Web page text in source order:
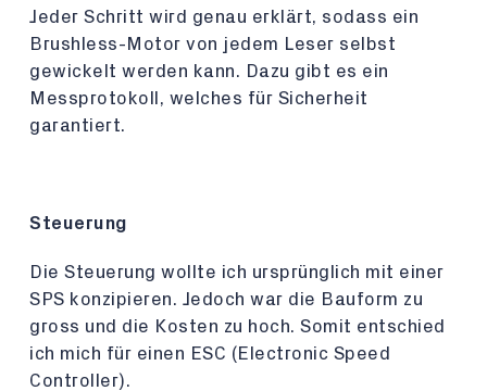
Jeder Schritt wird genau erklärt, sodass ein
Brushless-Motor von jedem Leser selbst
gewickelt werden kann. Dazu gibt es ein
Messprotokoll, welches für Sicherheit
garantiert.
Steuerung
Die Steuerung wollte ich ursprünglich mit einer
SPS konzipieren. Jedoch war die Bauform zu
gross und die Kosten zu hoch. Somit entschied
ich mich für einen ESC (Electronic Speed
Controller).